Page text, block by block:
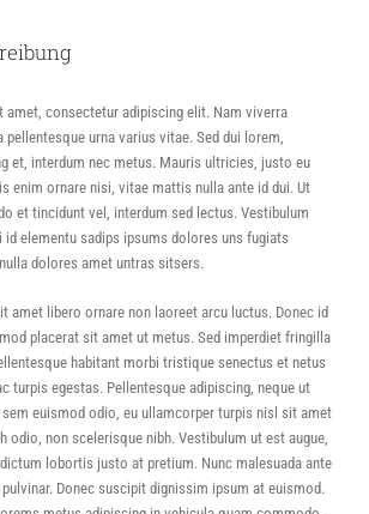
amet, consectetur adipiscing elit. Nam viverra
urna varius vitae. Sed dui lorem,
et, interdum nec metus. Mauris ultricies, justo eu
enim ornare nisi, vitae mattis nulla ante id dui. Ut
et tincidunt vel, interdum sed lectus. Vestibulum
elementu sadips ipsums dolores uns fugiats
dolores amet untras sitsers.
amet libero ornare non laoreet arcu luctus. Donec id
placerat sit amet ut metus. Sed imperdiet fringilla
habitant morbi tristique senectus et netus
turpis egestas. Pellentesque adipiscing, neque ut
euismod odio, eu ullamcorper turpis nisl sit amet
odio, non scelerisque nibh. Vestibulum ut est augue,
lobortis justo at pretium. Nunc malesuada ante
Donec suscipit dignissim ipsum at euismod.